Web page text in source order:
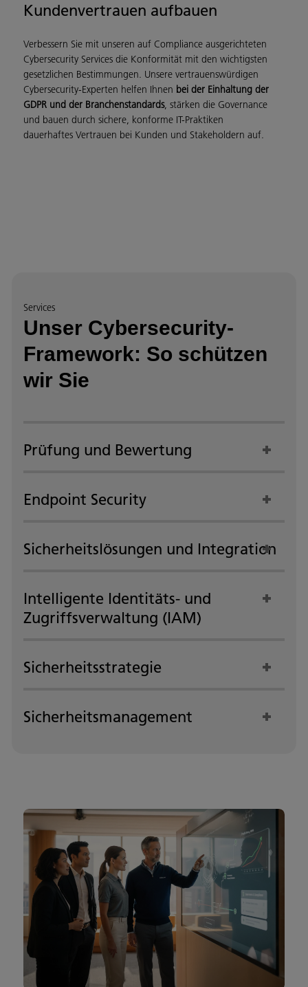
Kundenvertrauen aufbauen
Verbessern Sie mit unseren auf Compliance ausgerichteten
Cybersecurity Services die Konformität mit den wichtigsten
gesetzlichen Bestimmungen. Unsere vertrauenswürdigen
Cybersecurity-Experten helfen Ihnen bei der Einhaltung der
GDPR und der Branchenstandards, stärken die Governance
und bauen durch sichere, konforme IT-Praktiken
dauerhaftes Vertrauen bei Kunden und Stakeholdern auf.
Services
Unser Cybersecurity-
Framework: So schützen
wir Sie
Prüfung und Bewertung
Endpoint Security
Sicherheitslösungen und Integration
Intelligente Identitäts- und
Zugriffsverwaltung (IAM)
Sicherheitsstrategie
Sicherheitsmanagement